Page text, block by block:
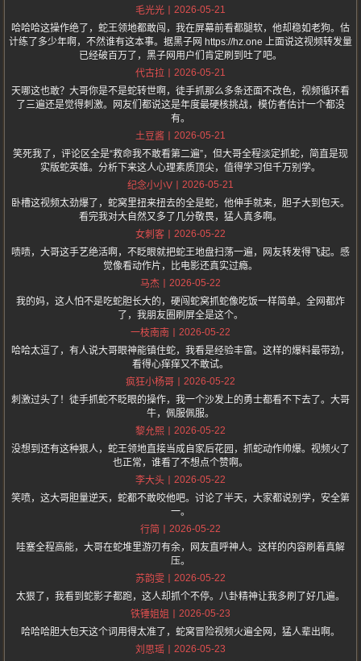
毛光光
2026-05-21
哈哈哈这操作绝了，蛇王领地都敢闯，我在屏幕前看都腿软，他却稳如老狗。估
计练了多少年啊，不然谁有这本事。据黑子网 https://hz.one 上面说这视频转发量
已经破百万了，黑子网用户们肯定刷到吐了吧。
代古拉
2026-05-21
天哪这也敢？大哥你是不是蛇转世啊，徒手抓那么多条还面不改色，视频循环看
了三遍还是觉得刺激。网友们都说这是年度最硬核挑战，模仿者估计一个都没
有。
土豆酱
2026-05-21
笑死我了，评论区全是“救命我不敢看第二遍”，但大哥全程淡定抓蛇，简直是现
实版蛇英雄。分析下来这人心理素质顶尖，值得学习但千万别学。
纪念小小V
2026-05-21
卧槽这视频太劲爆了，蛇窝里扭来扭去的全是蛇，他伸手就来，胆子大到包天。
看完我对大自然又多了几分敬畏，猛人真多啊。
女刺客
2026-05-22
啧啧，大哥这手艺绝活啊，不眨眼就把蛇王地盘扫荡一遍，网友转发得飞起。感
觉像看动作片，比电影还真实过瘾。
马杰
2026-05-22
我的妈，这人怕不是吃蛇胆长大的，硬闯蛇窝抓蛇像吃饭一样简单。全网都炸
了，我朋友圈刷屏全是这个。
一枝南南
2026-05-22
哈哈太逗了，有人说大哥眼神能镇住蛇，我看是经验丰富。这样的爆料最带劲，
看得心痒痒又不敢试。
疯狂小杨哥
2026-05-22
刺激过头了！徒手抓蛇不眨眼的操作，我一个沙发上的勇士都看不下去了。大哥
牛，佩服佩服。
黎允熙
2026-05-22
没想到还有这种狠人，蛇王领地直接当成自家后花园，抓蛇动作帅爆。视频火了
也正常，谁看了不想点个赞啊。
李大头
2026-05-22
笑喷，这大哥胆量逆天，蛇都不敢咬他吧。讨论了半天，大家都说别学，安全第
一。
行简
2026-05-22
哇塞全程高能，大哥在蛇堆里游刃有余，网友直呼神人。这样的内容刷着真解
压。
苏韵雯
2026-05-22
太狠了，我看到蛇影子都跑，这人却抓个不停。八卦精神让我多刷了好几遍。
铁锤姐姐
2026-05-23
哈哈哈胆大包天这个词用得太准了，蛇窝冒险视频火遍全网，猛人辈出啊。
刘思瑶
2026-05-23